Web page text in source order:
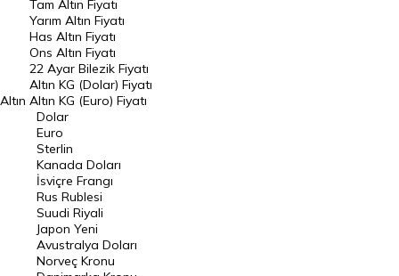
DÖVİZ
Döviz Kuru
Dolar Kuru
Euro Kuru
Pound Kuru
Frank Kuru
Riyal Kuru
Avustralya Doları
Danimarka Kronu Kuru
Altın
Tam Altın Fiyatı
Yarım Altın Fiyatı
Has Altın Fiyatı
Ons Altın Fiyatı
22 Ayar Bilezik Fiyatı
Altın KG (Dolar) Fiyatı
Altın KG (Euro) Fiyatı
Dolar
Euro
Sterlin
Kanada Doları
İsviçre Frangı
Rus Rublesi
Suudi Riyali
Japon Yeni
Avustralya Doları
Norveç Kronu